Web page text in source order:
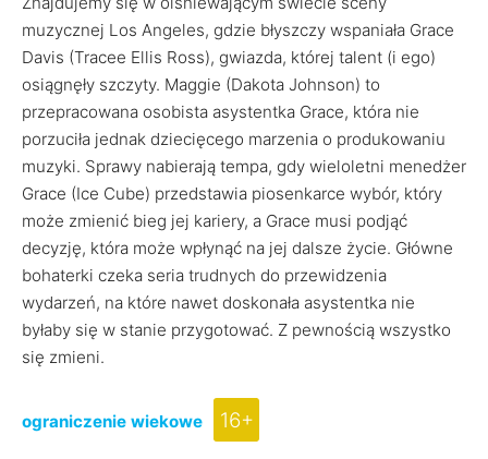
muzycznej Los Angeles, gdzie błyszczy wspaniała Grace
Davis (Tracee Ellis Ross), gwiazda, której talent (i ego)
osiągnęły szczyty. Maggie (Dakota Johnson) to
przepracowana osobista asystentka Grace, która nie
porzuciła jednak dziecięcego marzenia o produkowaniu
muzyki. Sprawy nabierają tempa, gdy wieloletni menedżer
Grace (Ice Cube) przedstawia piosenkarce wybór, który
może zmienić bieg jej kariery, a Grace musi podjąć
decyzję, która może wpłynąć na jej dalsze życie. Główne
bohaterki czeka seria trudnych do przewidzenia
wydarzeń, na które nawet doskonała asystentka nie
byłaby się w stanie przygotować. Z pewnością wszystko
się zmieni.
ograniczenie wiekowe 16+